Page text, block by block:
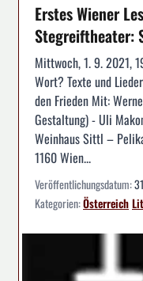
Erstes Wiener
Stegreiftheater:
Mittwoch, 1. 9. 2021,
Wort? Texte und
den Frieden Mit:
Gestaltung) - Uli
Weinhaus Sittl –
1160 Wien...
Veröffentlichungsdatum:
Kategorien:Österreich